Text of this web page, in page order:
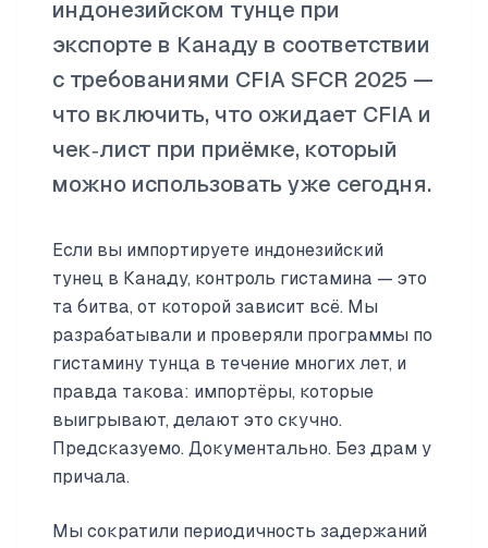
индонезийском тунце при
экспорте в Канаду в соответствии
с требованиями CFIA SFCR 2025 —
что включить, что ожидает CFIA и
чек‑лист при приёмке, который
можно использовать уже сегодня.
Если вы импортируете индонезийский
тунец в Канаду, контроль гистамина — это
та битва, от которой зависит всё. Мы
разрабатывали и проверяли программы по
гистамину тунца в течение многих лет, и
правда такова: импортёры, которые
выигрывают, делают это скучно.
Предсказуемо. Документально. Без драм у
причала.
Мы сократили периодичность задержаний